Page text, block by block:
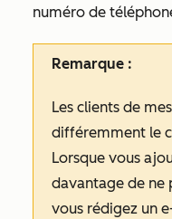
numéro de
Remarque :
Les clients de
différemment le
Lorsque vous
davantage de ne
vous rédigez un